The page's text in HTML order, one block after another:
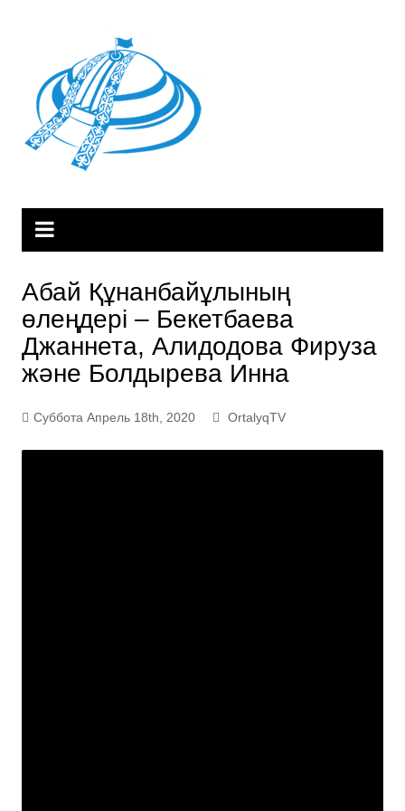
содержимому
Абай Құнанбайұлының
өлеңдері – Бекетбаева
Джаннета, Алидодова Фируза
және Болдырева Инна
Суббота Апрель 18th, 2020 OrtalyqTV